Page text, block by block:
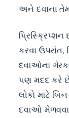
અને દવાના
કરવા
દવાઓના
પણ મદદ કરે
લોકો માટે
દવાઓ